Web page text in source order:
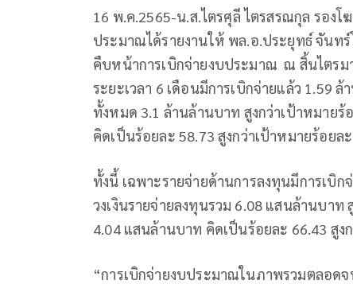
16 พ.ค.2565-น.ส.ไตรศุลี ไตรสรณกุล รอง
ประมาณได้รายงานให้ พล.อ.ประยุทธ์ จันท
คืบหน้าการเบิกจ่ายงบประมาณ ณ สิ้นไตรม
ระยะเวลา 6 เดือนมีการเบิกจ่ายแล้ว 1.59
ทั้งหมด 3.1 ล้านล้านบาท สูงกว่าเป้าหมาย
คิดเป็นร้อยละ 58.73 สูงกว่าเป้าหมายร้อยล
ทั้งนี้ เฉพาะรายจ่ายด้านการลงทุนมีการเบิ
วงเงินรายจ่ายลงทุนรวม 6.08 แสนล้านบา
4.04 แสนล้านบาท คิดเป็นร้อยละ 66.43 สูง
“การเบิกจ่ายงบประมาณในภาพรวมตลอดจ